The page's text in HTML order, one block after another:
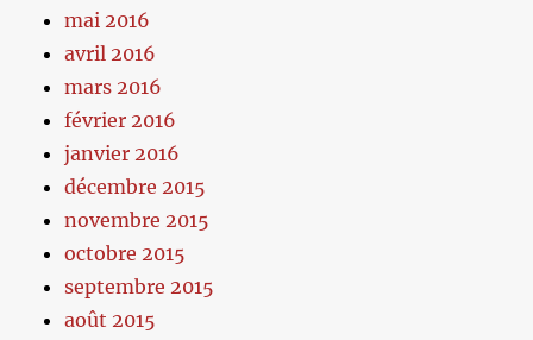
mai 2016
avril 2016
mars 2016
février 2016
janvier 2016
décembre 2015
novembre 2015
octobre 2015
septembre 2015
août 2015